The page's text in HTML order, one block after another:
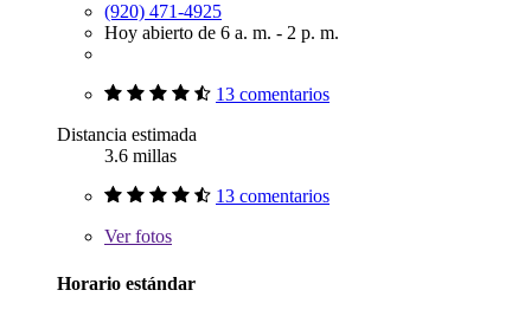
(920) 471-4925
Hoy abierto de 6 a. m. - 2 p. m.
13 comentarios
Distancia estimada
3.6 millas
13 comentarios
Verfotos
Horario estándar